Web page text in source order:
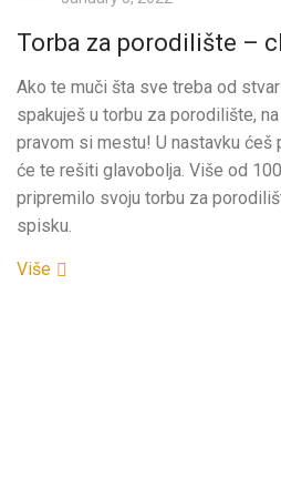
Torba za porodilište –
Ako te muči šta sve treba od
spakuješ u torbu za porodilište, na
pravom si mestu! U nastavku ćeš
će te rešiti glavobolja. Više od
pripremilo svoju torbu za
spisku.
Više